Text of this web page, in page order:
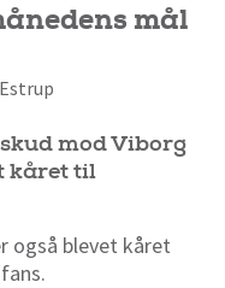
mål
mod Viborg
kåret til
også blevet kåret